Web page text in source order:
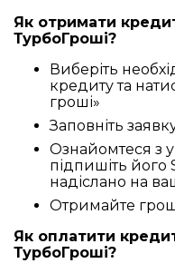
Як отримати
ТурбоГроші?
Виберіть
кредиту та
гроші»
Заповніть
Ознайомтеся з
підпишіть
надіслано на
Отримайте
Як оплатити
ТурбоГроші?